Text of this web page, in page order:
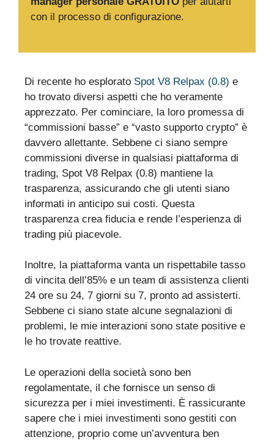
con il processo di configurazione.
Di recente ho esplorato Spot V8 Relpax (0.8) e
ho trovato diversi aspetti che ho veramente
apprezzato. Per cominciare, la loro promessa di
“commissioni basse” e “vasto supporto crypto” è
davvero allettante. Sebbene ci siano sempre
commissioni diverse in qualsiasi piattaforma di
trading, Spot V8 Relpax (0.8) mantiene la
trasparenza, assicurando che gli utenti siano
informati in anticipo sui costi. Questa
trasparenza crea fiducia e rende l’esperienza di
trading più piacevole.
Inoltre, la piattaforma vanta un rispettabile tasso
di vincita dell’85% e un team di assistenza clienti
24 ore su 24, 7 giorni su 7, pronto ad assisterti.
Sebbene ci siano state alcune segnalazioni di
problemi, le mie interazioni sono state positive e
le ho trovate reattive.
Le operazioni della società sono ben
regolamentate, il che fornisce un senso di
sicurezza per i miei investimenti. È rassicurante
sapere che i miei investimenti sono gestiti con
attenzione, proprio come un’avventura ben